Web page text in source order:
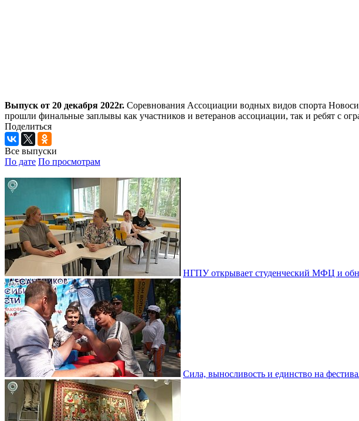
Выпуск от 20 декабря 2022г. Соревнования Ассоциации водных видов спорта
прошли финальные заплывы как участников и ветеранов ассоциации, так и ребят с
Поделиться
Все выпуски
По дате По просмотрам
НГПУ открывает студенческий МФЦ и
Сила, выносливость и единство на